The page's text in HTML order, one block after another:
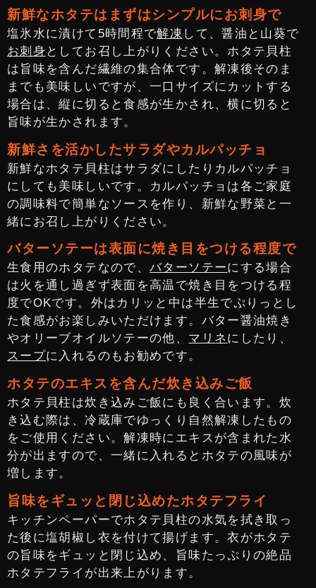
新鮮なホタテはまずはシンプルにお刺身で
塩氷水に漬けて5時間程で解凍 して、醤油と山葵で
お刺身 としてお召し上がりください。ホタテ貝柱
は旨味を含んだ繊維の集合体です。解凍後そのま
までも美味しいですが、一口サイズにカットする
場合は、縦に切ると食感が生かされ、横に切ると
旨味が生かされます。
新鮮さを活かしたサラダやカルパッチョ
新鮮なホタテ貝柱はサラダにしたりカルパッチョ
にしても美味しいです。カルパッチョは各ご家庭
の調味料で簡単なソースを作り、新鮮な野菜と一
緒にお召し上がりください。
バターソテーは表面に焼き目をつける程度で
生食用のホタテなので、バターソテーにする場合
は火を通し過ぎず表面を高温で焼き目をつける程
度でOKです。外はカリッと中は半生でぷりっとし
た食感がお楽しみいただけます。バター醤油焼き
やオリーブオイルソテーの他、 マリネにしたり、
スープに入れるのもお勧めです。
ホタテのエキスを含んだ炊き込みご飯
ホタテ貝柱は炊き込みご飯にも良く合います。炊
き込む際は、冷蔵庫でゆっくり自然解凍したもの
をご使用ください。解凍時にエキスが含まれた水
分が出ますので、一緒に入れるとホタテの風味が
増します。
旨味をギュッと閉じ込めたホタテフライ
キッチンペーパーでホタテ貝柱の水気を拭き取っ
た後に塩胡椒し衣を付けて揚げます。衣がホタテ
の旨味をギュッと閉じ込め、旨味たっぷりの絶品
ホタテフライが出来上がります。